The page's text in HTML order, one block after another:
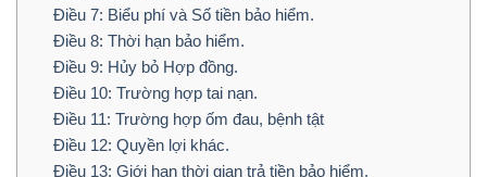
Điều 7: Biểu phí và Số tiền bảo hiểm.
Điều 8: Thời hạn bảo hiểm.
Điều 9: Hủy bỏ Hợp đồng.
Điều 10: Trường hợp tai nạn.
Điều 11: Trường hợp ốm đau, bệnh tật
Điều 12: Quyền lợi khác.
Điều 13: Giới hạn thời gian trả tiền bảo hiểm.